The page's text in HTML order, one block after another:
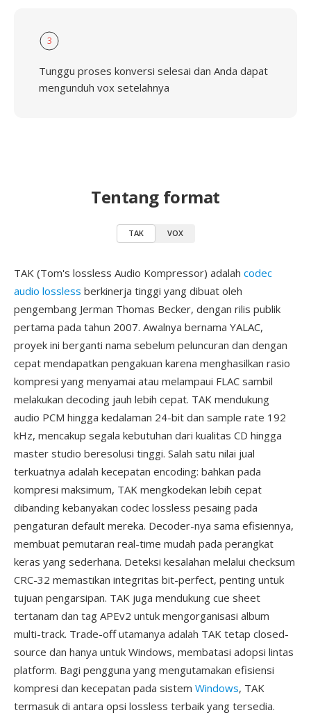
3
Tunggu proses konversi selesai dan Anda dapat
mengunduh vox setelahnya
Tentang format
TAK VOX
TAK (Tom's lossless Audio Kompressor) adalah codec
audio lossless berkinerja tinggi yang dibuat oleh
pengembang Jerman Thomas Becker, dengan rilis publik
pertama pada tahun 2007. Awalnya bernama YALAC,
proyek ini berganti nama sebelum peluncuran dan dengan
cepat mendapatkan pengakuan karena menghasilkan rasio
kompresi yang menyamai atau melampaui FLAC sambil
melakukan decoding jauh lebih cepat. TAK mendukung
audio PCM hingga kedalaman 24-bit dan sample rate 192
kHz, mencakup segala kebutuhan dari kualitas CD hingga
master studio beresolusi tinggi. Salah satu nilai jual
terkuatnya adalah kecepatan encoding: bahkan pada
kompresi maksimum, TAK mengkodekan lebih cepat
dibanding kebanyakan codec lossless pesaing pada
pengaturan default mereka. Decoder-nya sama efisiennya,
membuat pemutaran real-time mudah pada perangkat
keras yang sederhana. Deteksi kesalahan melalui checksum
CRC-32 memastikan integritas bit-perfect, penting untuk
tujuan pengarsipan. TAK juga mendukung cue sheet
tertanam dan tag APEv2 untuk mengorganisasi album
multi-track. Trade-off utamanya adalah TAK tetap closed-
source dan hanya untuk Windows, membatasi adopsi lintas
platform. Bagi pengguna yang mengutamakan efisiensi
kompresi dan kecepatan pada sistem Windows, TAK
termasuk di antara opsi lossless terbaik yang tersedia.